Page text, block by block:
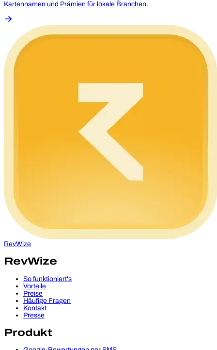
Kartennamen und Prämien für lokale Branchen.
RevWize
RevWize
So funktioniert's
Vorteile
Preise
Häufige Fragen
Kontakt
Presse
Produkt